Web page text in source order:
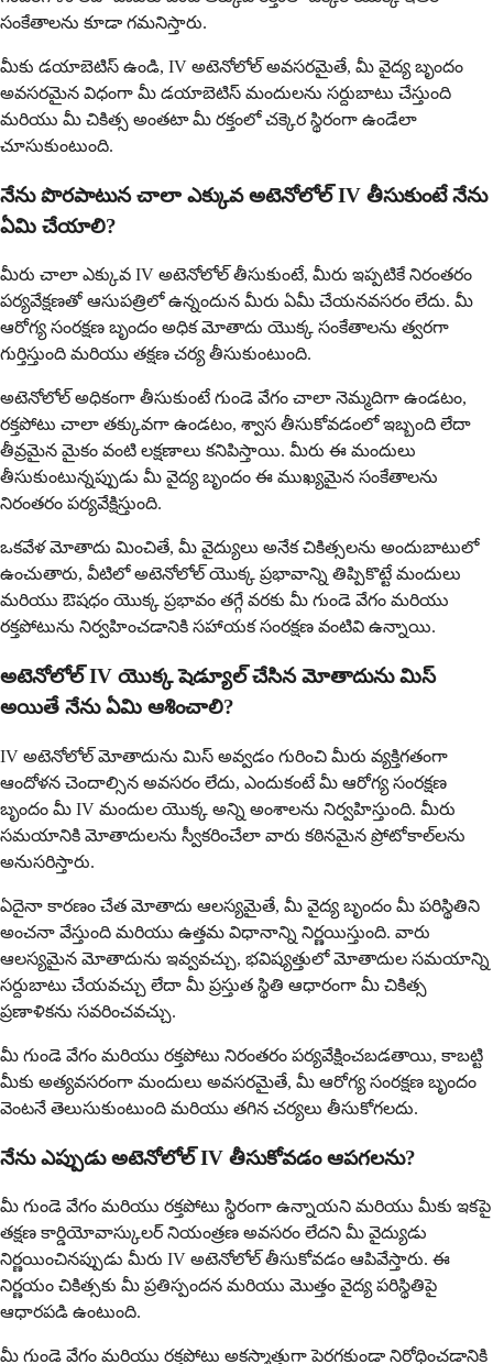
సంకేతాలను కూడా గమనిస్తారు.
మీకు డయాబెటిస్ ఉండి, IV అటెనోలోల్ అవసరమైతే, మీ వైద్య బృందం
అవసరమైన విధంగా మీ డయాబెటిస్ మందులను సర్దుబాటు చేస్తుంది
మరియు మీ చికిత్స అంతటా మీ రక్తంలో చక్కెర స్థిరంగా ఉండేలా
చూసుకుంటుంది.
నేను పొరపాటున చాలా ఎక్కువ అటెనోలోల్ IV తీసుకుంటే నేను
ఏమి చేయాలి?
మీరు చాలా ఎక్కువ IV అటెనోలోల్ తీసుకుంటే, మీరు ఇప్పటికే నిరంతరం
పర్యవేక్షణతో ఆసుపత్రిలో ఉన్నందున మీరు ఏమీ చేయనవసరం లేదు. మీ
ఆరోగ్య సంరక్షణ బృందం అధిక మోతాదు యొక్క సంకేతాలను త్వరగా
గుర్తిస్తుంది మరియు తక్షణ చర్య తీసుకుంటుంది.
అటెనోలోల్ అధికంగా తీసుకుంటే గుండె వేగం చాలా నెమ్మదిగా ఉండటం,
రక్తపోటు చాలా తక్కువగా ఉండటం, శ్వాస తీసుకోవడంలో ఇబ్బంది లేదా
తీవ్రమైన మైకం వంటి లక్షణాలు కనిపిస్తాయి. మీరు ఈ మందులు
తీసుకుంటున్నప్పుడు మీ వైద్య బృందం ఈ ముఖ్యమైన సంకేతాలను
నిరంతరం పర్యవేక్షిస్తుంది.
ఒకవేళ మోతాదు మించితే, మీ వైద్యులు అనేక చికిత్సలను అందుబాటులో
ఉంచుతారు, వీటిలో అటెనోలోల్ యొక్క ప్రభావాన్ని తిప్పికొట్టే మందులు
మరియు ఔషధం యొక్క ప్రభావం తగ్గే వరకు మీ గుండె వేగం మరియు
రక్తపోటును నిర్వహించడానికి సహాయక సంరక్షణ వంటివి ఉన్నాయి.
అటెనోలోల్ IV యొక్క షెడ్యూల్ చేసిన మోతాదును మిస్
అయితే నేను ఏమి ఆశించాలి?
IV అటెనోలోల్ మోతాదును మిస్ అవ్వడం గురించి మీరు వ్యక్తిగతంగా
ఆందోళన చెందాల్సిన అవసరం లేదు, ఎందుకంటే మీ ఆరోగ్య సంరక్షణ
బృందం మీ IV మందుల యొక్క అన్ని అంశాలను నిర్వహిస్తుంది. మీరు
సమయానికి మోతాదులను స్వీకరించేలా వారు కఠినమైన ప్రోటోకాల్‌లను
అనుసరిస్తారు.
ఏదైనా కారణం చేత మోతాదు ఆలస్యమైతే, మీ వైద్య బృందం మీ పరిస్థితిని
అంచనా వేస్తుంది మరియు ఉత్తమ విధానాన్ని నిర్ణయిస్తుంది. వారు
ఆలస్యమైన మోతాదును ఇవ్వవచ్చు, భవిష్యత్తులో మోతాదుల సమయాన్ని
సర్దుబాటు చేయవచ్చు లేదా మీ ప్రస్తుత స్థితి ఆధారంగా మీ చికిత్స
ప్రణాళికను సవరించవచ్చు.
మీ గుండె వేగం మరియు రక్తపోటు నిరంతరం పర్యవేక్షించబడతాయి, కాబట్టి
మీకు అత్యవసరంగా మందులు అవసరమైతే, మీ ఆరోగ్య సంరక్షణ బృందం
వెంటనే తెలుసుకుంటుంది మరియు తగిన చర్యలు తీసుకోగలదు.
నేను ఎప్పుడు అటెనోలోల్ IV తీసుకోవడం ఆపగలను?
మీ గుండె వేగం మరియు రక్తపోటు స్థిరంగా ఉన్నాయని మరియు మీకు ఇకపై
తక్షణ కార్డియోవాస్కులర్ నియంత్రణ అవసరం లేదని మీ వైద్యుడు
నిర్ణయించినప్పుడు మీరు IV అటెనోలోల్ తీసుకోవడం ఆపివేస్తారు. ఈ
నిర్ణయం చికిత్సకు మీ ప్రతిస్పందన మరియు మొత్తం వైద్య పరిస్థితిపై
ఆధారపడి ఉంటుంది.
మీ గుండె వేగం మరియు రక్తపోటు అకస్మాత్తుగా పెరగకుండా నిరోధించడానికి